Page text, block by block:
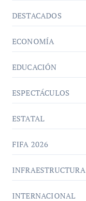
DESTACADOS
ECONOMÍA
EDUCACIÓN
ESPECTÁCULOS
ESTATAL
FIFA 2026
INFRAESTRUCTURA
INTERNACIONAL